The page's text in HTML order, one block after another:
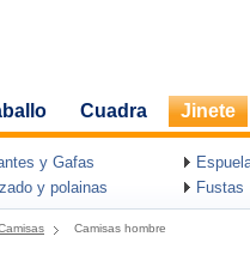
Cuadra Jinete
y Gafas
y polainas Fustas
Camisas hombre